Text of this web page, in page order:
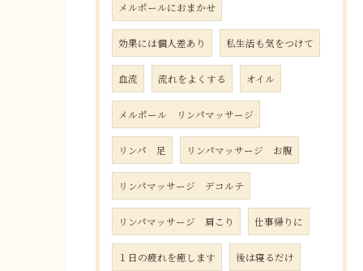
メルポールにおまかせ
効果には個人差あり 私生活も気をつけて
血流 流れをよくする オイル
メルポール リンパマッサージ
リンパ 足 リンパマッサージ お腹
リンパマッサージ デコルテ
リンパマッサージ 肩こり 仕事帰りに
１日の疲れを癒します 後は寝るだけ